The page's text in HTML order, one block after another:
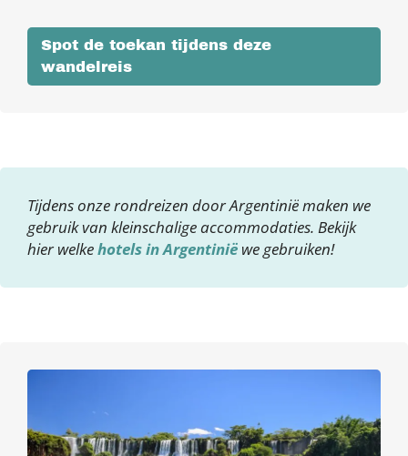
Spot de toekan tijdens deze
wandelreis
Tijdens onze rondreizen door Argentinië maken we
gebruik van kleinschalige accommodaties. Bekijk
hier welkehotels in Argentinië we gebruiken!